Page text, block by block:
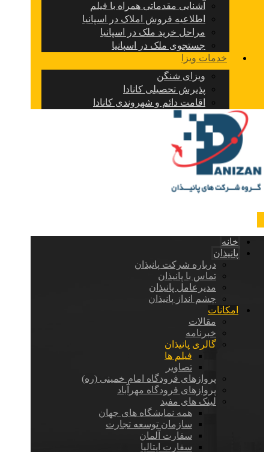
آشنایی مقدماتی همراه با فیلم
اطلاعیه فروش املاک در اسپانیا
مراحل خرید ملک در اسپانیا
جستجوی ملک در اسپانیا
خدمات ویزا
ویزای شنگن
پذیرش تحصیلی کانادا
اقامت دائم و شهروندی کانادا
خانه
پانیذان
درباره شرکت پانیذان
تماس با پانیذان
مدیرعامل پانیذان
چشم انداز پانیذان
امکانات
مقالات
خبرنامه
گالری پانیذان
فیلم ها
تصاویر
پروازهای فرودگاه امام خمینی (ره)
پروازهای فرودگاه مهرآباد
لینک های مفید
همه نمایشگاه های جهان
سازمان توسعه تجارت
سفارت آلمان
سفارت ایتالیا